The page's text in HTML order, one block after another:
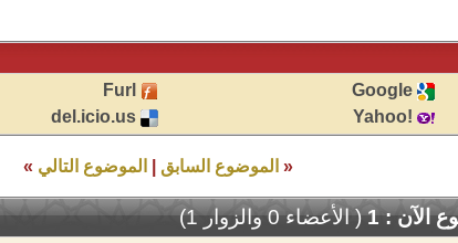
Google
Furl
!Yahoo
del.icio.us
« الموضوع السابق الموضوع التالي »
الآن : 1 ( الأعضاء 0 والزوار 1)